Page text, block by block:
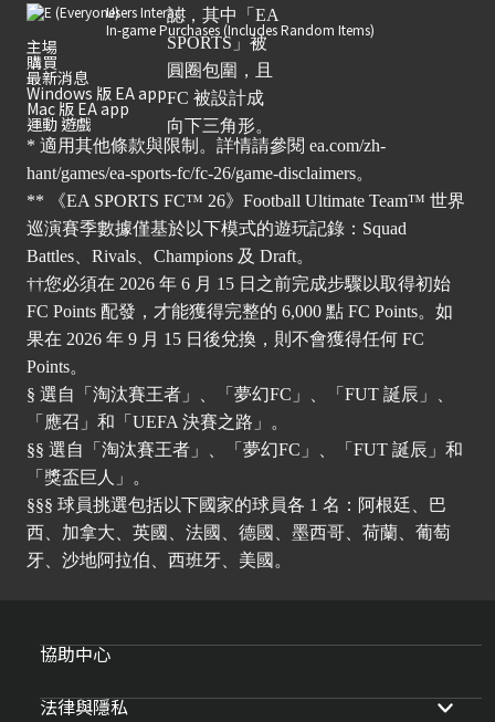
Users Interact
In-game Purchases (Includes Random Items)
主場
購買
最新消息
Windows 版 EA app
Mac 版 EA app
運動 遊戲
* 適用其他條款與限制。詳情請參閱 ea.com/zh-
hant/games/ea-sports-fc/fc-26/game-disclaimers。
** 《EA SPORTS FC™ 26》Football Ultimate Team™ 世界
巡演賽季數據僅基於以下模式的遊玩記錄：Squad
Battles、Rivals、Champions 及 Draft。
††您必須在 2026 年 6 月 15 日之前完成步驟以取得初始
FC Points 配發，才能獲得完整的 6,000 點 FC Points。如
果在 2026 年 9 月 15 日後兌換，則不會獲得任何 FC
Points。
§ 選自「淘汰賽王者」、「夢幻FC」、「FUT 誕辰」、
「應召」和「UEFA 決賽之路」。
§§ 選自「淘汰賽王者」、「夢幻FC」、「FUT 誕辰」和
「獎盃巨人」。
§§§ 球員挑選包括以下國家的球員各 1 名：阿根廷、巴
西、加拿大、英國、法國、德國、墨西哥、荷蘭、葡萄
牙、沙地阿拉伯、西班牙、美國。
協助中心
法律與隱私